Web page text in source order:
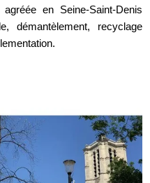
en Seine-Saint-Denis
démantèlement, recyclage